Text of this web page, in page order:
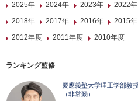
2025年
2024年 2023年 2022年
2018年
2017年 2016年 2015年
2012年度
2011年度 2010年度
ランキング監修
慶應義塾大学理工学部教
（非常勤）